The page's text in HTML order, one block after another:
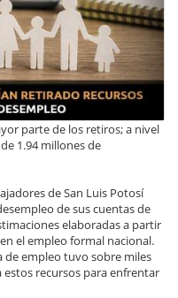
parte de los retiros; a nivel
1.94 millones de
de San Luis Potosí
de sus cuentas de
elaboradas a partir
el empleo formal nacional.
de empleo tuvo sobre miles
recursos para enfrentar